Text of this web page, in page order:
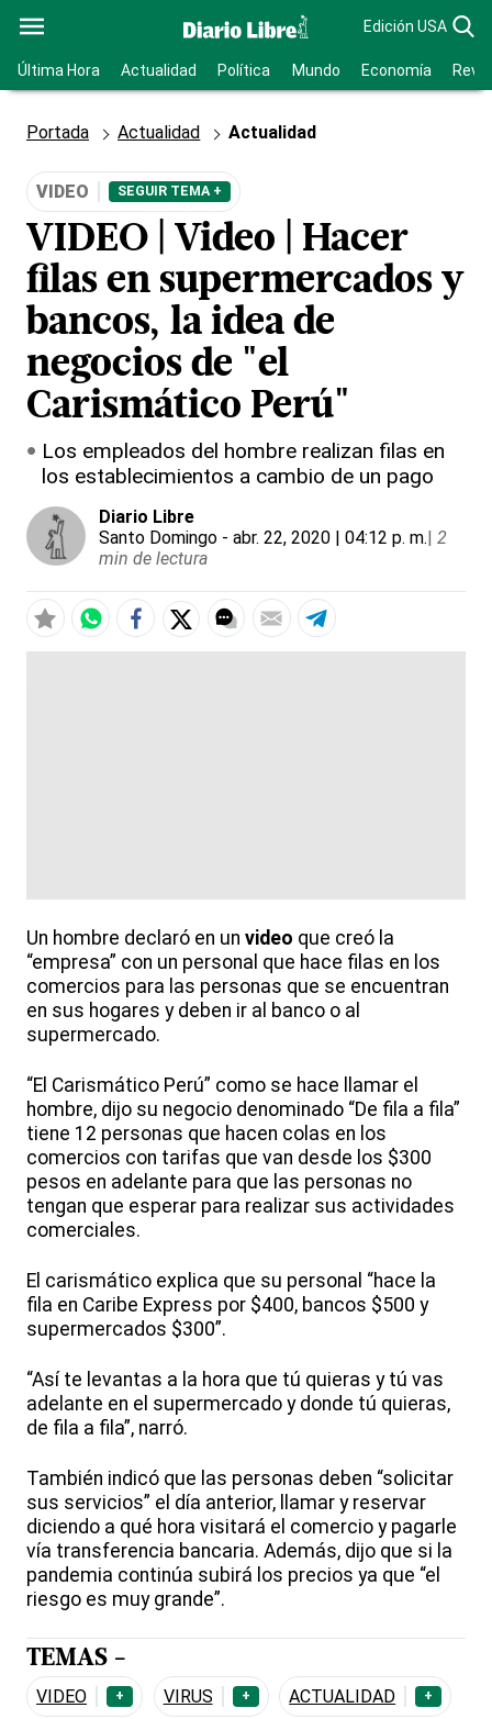
Edición USA
Última Hora Actualidad Política Mundo Economía
Portada Actualidad Actualidad
VIDEO SEGUIR TEMA +
VIDEO | Video | Hacer
filas en supermercados y
bancos, la idea de
negocios de "el
Carismático Perú"
Los empleados del hombre realizan filas en
los establecimientos a cambio de un pago
Diario Libre
Santo Domingo - abr. 22, 2020 | 04:12 p. m.| 2
min de lectura
Un hombre declaró en un video que creó la
“empresa” con un personal que hace filas en los
comercios para las personas que se encuentran
en sus hogares y deben ir al banco o al
supermercado.
“El Carismático Perú” como se hace llamar el
hombre, dijo su negocio denominado “De fila a fila”
tiene 12 personas que hacen colas en los
comercios con tarifas que van desde los $300
pesos en adelante para que las personas no
tengan que esperar para realizar sus actividades
comerciales.
El carismático explica que su personal “hace la
fila en Caribe Express por $400, bancos $500 y
supermercados $300”.
“Así te levantas a la hora que tú quieras y tú vas
adelante en el supermercado y donde tú quieras,
de fila a fila”, narró.
También indicó que las personas deben “solicitar
sus servicios” el día anterior, llamar y reservar
diciendo a qué hora visitará el comercio y pagarle
vía transferencia bancaria. Además, dijo que si la
pandemia continúa subirá los precios ya que “el
riesgo es muy grande”.
TEMAS -
VIDEO + VIRUS + ACTUALIDAD +